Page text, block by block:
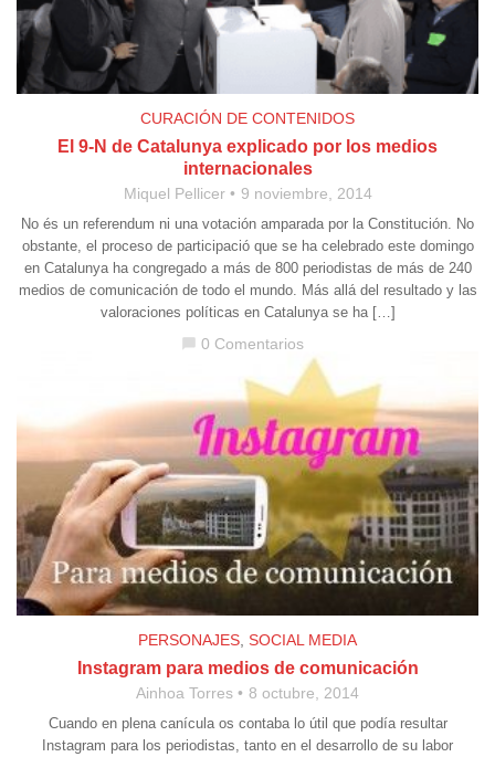
CURACIÓN DE CONTENIDOS
El 9-N de Catalunya explicado por los medios
internacionales
Miquel Pellicer 9 noviembre, 2014
No és un referendum ni una votación amparada por la Constitución. No
obstante, el proceso de participació que se ha celebrado este domingo
en Catalunya ha congregado a más de 800 periodistas de más de 240
medios de comunicación de todo el mundo. Más allá del resultado y las
valoraciones políticas en Catalunya se ha […]
chat_bubble 0 Comentarios
PERSONAJES SOCIAL MEDIA
Instagram para medios de comunicación
Ainhoa Torres 8 octubre, 2014
Cuando en plena canícula os contaba lo útil que podía resultar
Instagram para los periodistas, tanto en el desarrollo de su labor